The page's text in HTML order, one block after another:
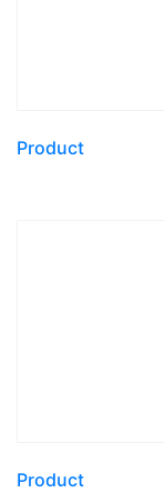
Product
Product